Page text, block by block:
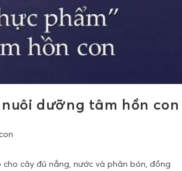
dưỡng tâm hồn con
cây đủ nắng, nước và phân bón, đồng